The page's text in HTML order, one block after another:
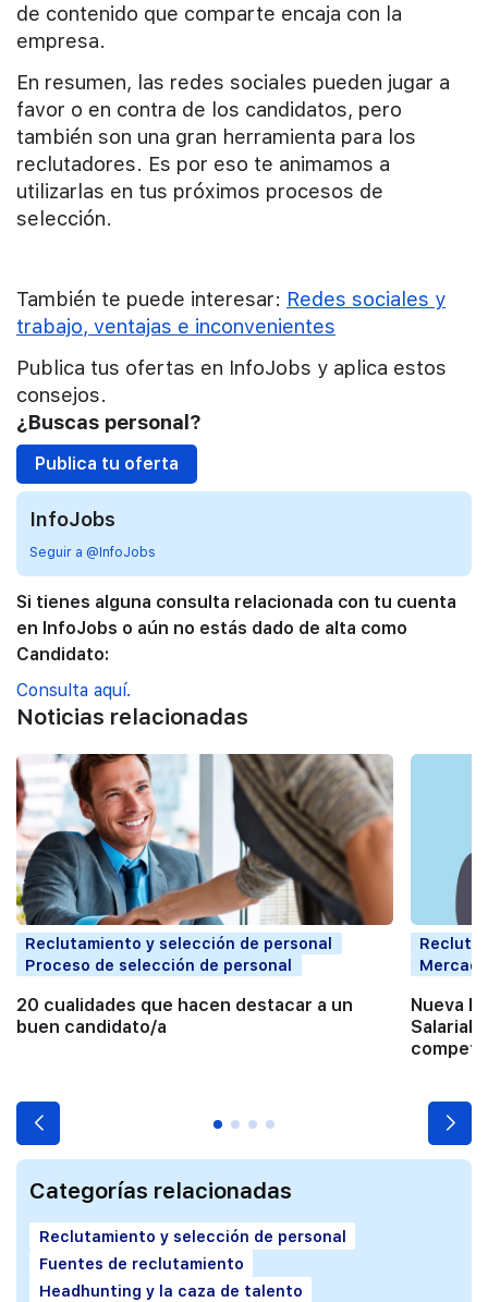
de contenido que comparte encaja con la
empresa.
En resumen, las redes sociales pueden jugar a
favor o en contra de los candidatos, pero
también son una gran herramienta para los
reclutadores. Es por eso te animamos a
utilizarlas en tus próximos procesos de
selección.
También te puede interesar: Redes sociales y
trabajo, ventajas e inconvenientes
Publica tus ofertas en InfoJobs y aplica estos
consejos.
¿Buscas personal?
Publica tu oferta
InfoJobs
Seguir a @InfoJobs
Si tienes alguna consulta relacionada con tu cuenta
en InfoJobs o aún no estás dado de alta como
Candidato:
Consulta aquí.
Noticias relacionadas
Reclutamiento y selección de personal
Proceso de selección de personal
20 cualidades que hacen destacar a un
buen candidato/a
Nueva
Salarial:
Categorías relacionadas
Reclutamiento y selección de personal
Fuentes de reclutamiento
Headhunting y la caza de talento